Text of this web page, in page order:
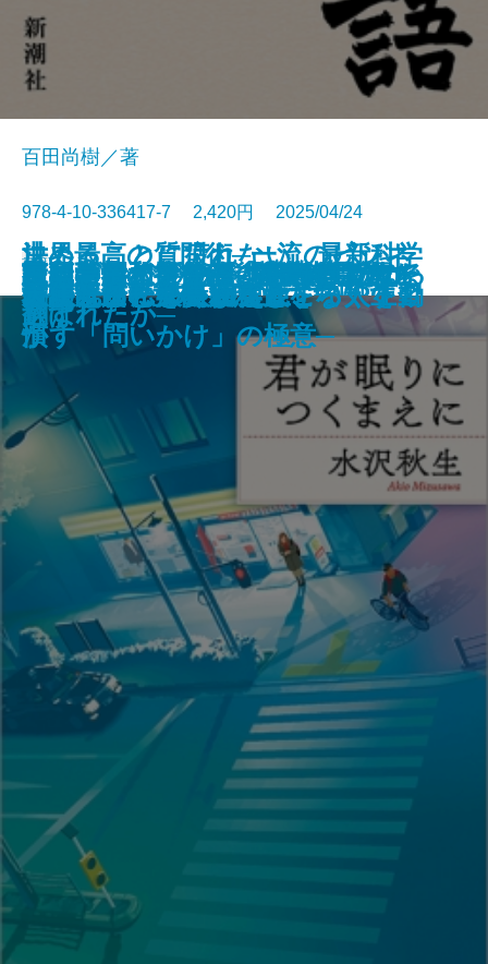
外務官僚たちの大東亜共栄圏
荷風の昭和 前篇─関東大震災か
ら日米開戦まで─
荷風の昭和 後篇─偏奇館焼亡か
ら最期の日まで─
日本政治思想史
鳥類学者の半分は、鳥類学ではで
きてない
あの子とO
乱歩と千畝─RAMPOとSEMPO─
読むだけでグングン頭が良くなる
下ネタ大全
週刊新潮が撮った 昭和の女優た
ち
モンゴル人の物語 第一巻─チン
ギス・カン─
百田尚樹／著
978-4-10-336417-7 2,420円 2025/04/24
書籍
君が眠りにつくまえに
富める者だけの資本主義に反旗を
翻す
翻訳する私
中国皇帝の条件─後継者はいかに
選ばれたか─
出版禁止 女優 真里亜
救われてんじゃねえよ
決めることに疲れない 最新科学
が教える「決断疲れ」をなくす習
慣
世界最高の質問術─一流のビジネ
スリーダー45人が実践する人を動
かす「問いかけ」の極意─
天使も踏むを畏れるところ 上
天使も踏むを畏れるところ 下